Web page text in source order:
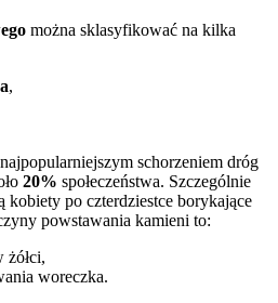
można sklasyfikować na kilka
,
schorzeniem dróg
20% społeczeństwa. Szczególnie
kobiety po czterdziestce borykające
powstawania kamieni to:
żółci,
woreczka.